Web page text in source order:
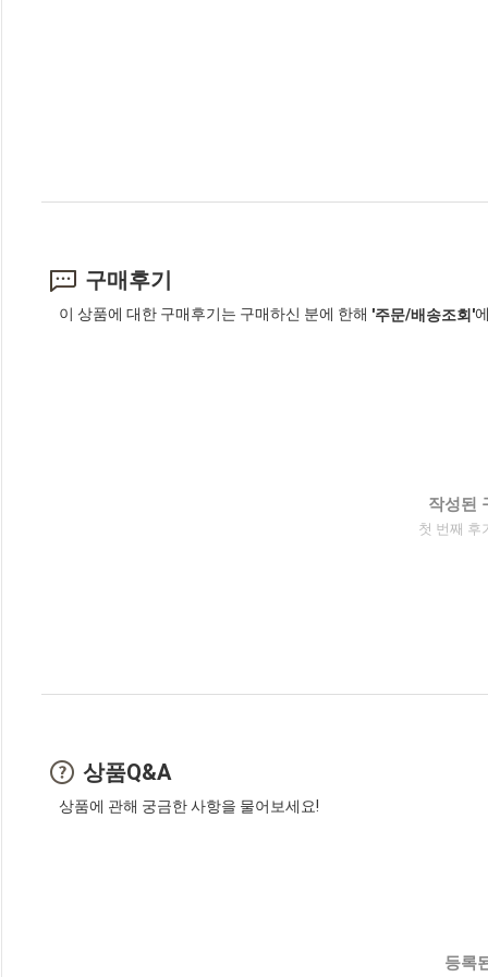
구매후기
이 상품에 대한 구매후기는 구매하신 분에 한해 '주문/배송조회'
작성된
첫 번째 후
상품Q&A
상품에 관해 궁금한 사항을 물어보세요!
등록